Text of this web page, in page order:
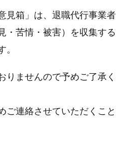
見箱」は、退職代行事業者
・苦情・被害）を収集する
りませんので予めご了承く
ご連絡させていただくこと